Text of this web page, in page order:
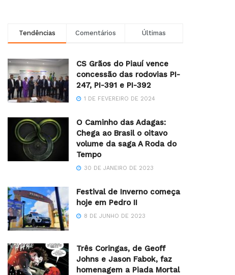
Tendências Comentários Últimas
CS Grãos do Piauí vence
concessão das rodovias PI-
247, PI-391 e PI-392
1 DE FEVEREIRO DE 2024
O Caminho das Adagas:
Chega ao Brasil o oitavo
volume da saga A Roda do
Tempo
30 DE JANEIRO DE 2023
Festival de Inverno começa
hoje em Pedro II
8 DE JUNHO DE 2023
Três Coringas, de Geoff
Johns e Jason Fabok, faz
homenagem a Piada Mortal